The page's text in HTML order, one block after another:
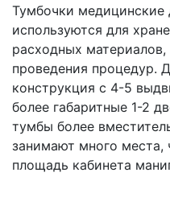
Тумбочки медицинские
используются для
расходных
проведения процедур.
конструкция с 4-5
более габаритные 1-2
тумбы более
занимают много места,
площадь кабинета